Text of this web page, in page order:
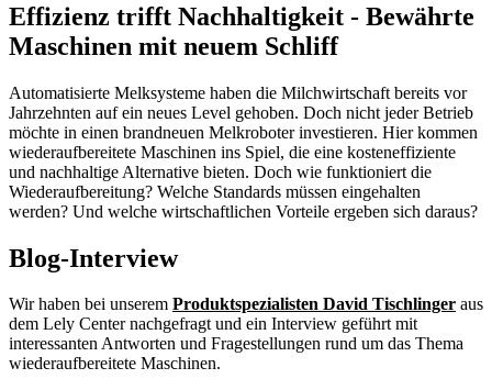
Effizienz trifft Nachhaltigkeit - Bewährte
Maschinen mit neuem Schliff
Automatisierte Melksysteme haben die Milchwirtschaft bereits vor
Jahrzehnten auf ein neues Level gehoben. Doch nicht jeder Betrieb
möchte in einen brandneuen Melkroboter investieren. Hier kommen
wiederaufbereitete Maschinen ins Spiel, die eine kosteneffiziente
und nachhaltige Alternative bieten. Doch wie funktioniert die
Wiederaufbereitung? Welche Standards müssen eingehalten
werden? Und welche wirtschaftlichen Vorteile ergeben sich daraus?
Blog-Interview
Wir haben bei unserem Produktspezialisten David Tischlinger aus
dem Lely Center nachgefragt und ein Interview geführt mit
interessanten Antworten und Fragestellungen rund um das Thema
wiederaufbereitete Maschinen.